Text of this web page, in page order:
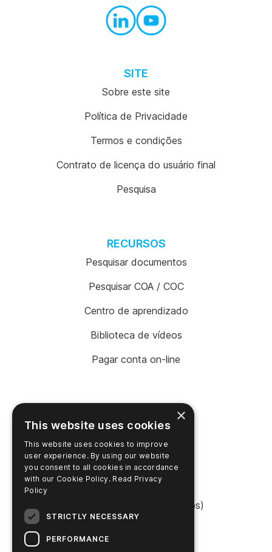
SITE
Sobre este site
Política de Privacidade
Termos e condições
Contrato de licença do usuário final
Pesquisa
RECURSOS
Pesquisar documentos
Pesquisar COA / COC
Centro de aprendizado
Biblioteca de vídeos
Pagar conta on-line
Suporte
Localizador de produtos
Login da SureTrend
Shop Online (Estados Unidos)
×
This website uses cookies
This website uses cookies to improve
user experience. By using our website
you consent to all cookies in accordance
with our Cookie Policy. Read Privacy
Policy
STRICTLY NECESSARY
PERFORMANCE